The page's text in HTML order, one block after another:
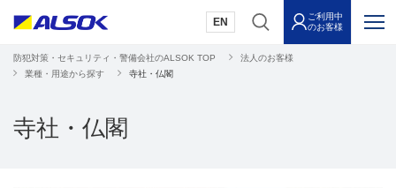
EN
ご利用中
のお客様
防犯対策・セキュリティ・警備会社のALSOK TOP
法人のお客様
業種・用途から探す
寺社・仏閣
寺社・仏閣